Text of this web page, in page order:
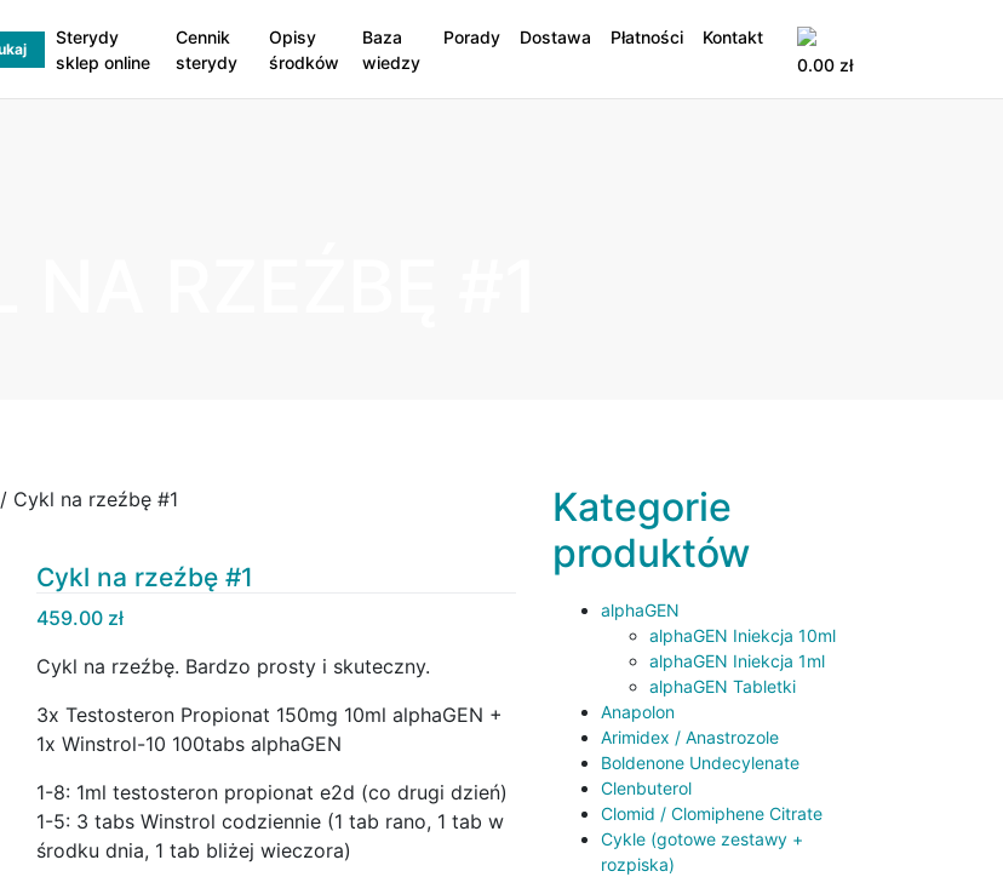
Sterydy
sklep online
Cennik
sterydy
Opisy
środków
Baza
wiedzy
Porady Dostawa Płatności
Kontakt
0.00 zł
/ Cykl na rzeźbę #1
Cykl na rzeźbę #1
459.00 zł
Cykl na rzeźbę. Bardzo prosty i skuteczny.
3x Testosteron Propionat 150mg 10ml alphaGEN +
1x Winstrol-10 100tabs alphaGEN
1-8: 1ml testosteron propionat e2d (co drugi dzień)
1-5: 3 tabs Winstrol codziennie (1 tab rano, 1 tab w
środku dnia, 1 tab bliżej wieczora)
Kategorie
produktów
alphaGEN
alphaGEN Iniekcja 10ml
alphaGEN Iniekcja 1ml
alphaGEN Tabletki
Anapolon
Arimidex / Anastrozole
Boldenone Undecylenate
Clenbuterol
Clomid / Clomiphene Citrate
Cykle (gotowe zestawy +
rozpiska)